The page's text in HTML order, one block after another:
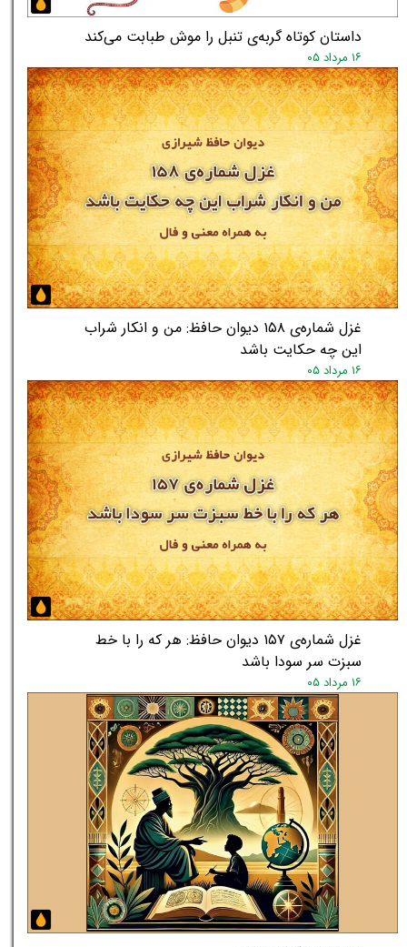
★
داستان کوتاه گربه‌ی تنبل را موش طبابت می‌کند
۱۶ مرداد ۰۵
غزل شماره‌ی ۱۵۸ دیوان حافظ: من و انکار شراب
این چه حکایت باشد
۱۶ مرداد ۰۵
غزل شماره‌ی ۱۵۷ دیوان حافظ: هر که را با خط
سبزت سر سودا باشد
۱۶ مرداد ۰۵